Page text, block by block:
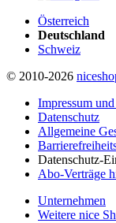
Österreich
Deutschland
Schweiz
© 2010-2026
Impressum
Datenschutz
Allgemeine
Datenschutz-
Abo-Verträge
Unternehmen
Weitere nice